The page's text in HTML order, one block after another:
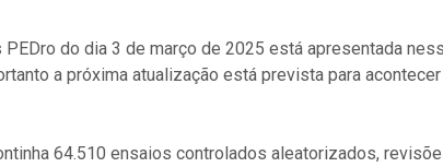
do dia 3 de março de 2025 está apresentada
a próxima atualização está prevista para acontecer
64.510 ensaios controlados aleatorizados,